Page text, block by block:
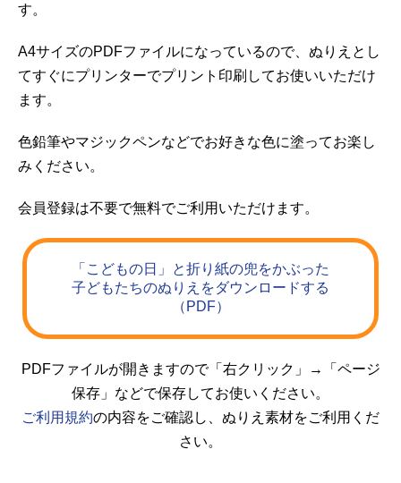
す。
A4サイズのPDFファイルになっているので、ぬりえとし
てすぐにプリンターでプリント印刷してお使いいただけ
ます。
色鉛筆やマジックペンなどでお好きな色に塗ってお楽し
みください。
会員登録は不要で無料でご利用いただけます。
「こどもの日」と折り紙の兜をかぶった
子どもたちのぬりえをダウンロードする
（PDF）
PDFファイルが開きますので「右クリック」→「ページ
保存」などで保存してお使いください。
ご利用規約の内容をご確認し、ぬりえ素材をご利用くだ
さい。